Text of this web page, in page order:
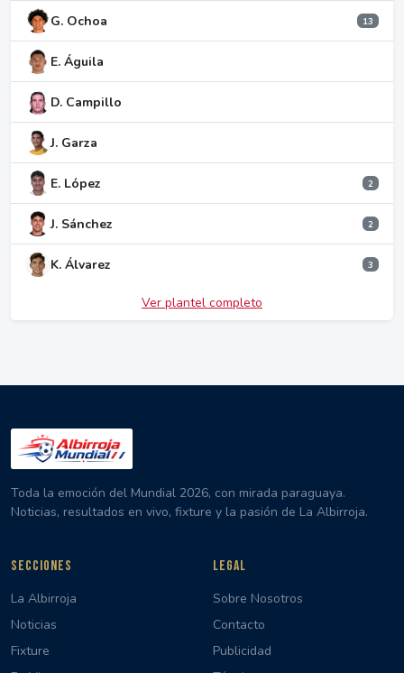
G. Ochoa 13
E. Águila
D. Campillo
J. Garza
E. López 2
J. Sánchez 2
K. Álvarez 3
Ver plantel completo
Toda la emoción del Mundial 2026, con mirada paraguaya.
Noticias, resultados en vivo, fixture y la pasión de La Albirroja.
SECCIONES
La Albirroja
Noticias
Fixture
LEGAL
Sobre Nosotros
Contacto
Publicidad